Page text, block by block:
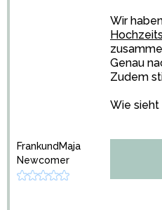
Wir
Genau
Zudem
Wie sieht
FrankundMaja
Newcomer